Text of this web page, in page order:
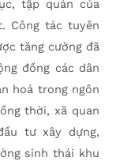
tập quán của
Công tác tuyên
tăng cường đã
đồng các dân
hoá trong ngôn
thời, xã quan
tư xây dựng,
sinh thái khu